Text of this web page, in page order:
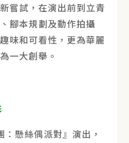
嘗試，在演出前到立青
腳本規劃及動作拍攝
味和可看性，更為華麗
一大創舉。
懸絲偶派對』演出，